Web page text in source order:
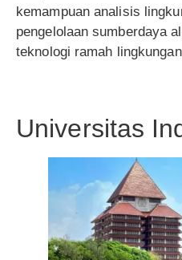
kemampuan analisis
pengelolaan sumberdaya
teknologi ramah
Universitas